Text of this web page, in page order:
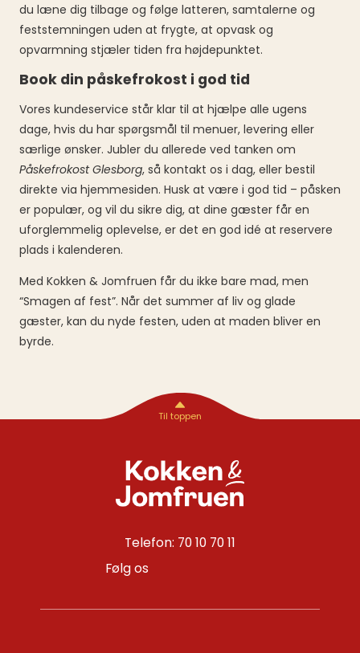
du læne dig tilbage og følge latteren, samtalerne og
feststemningen uden at frygte, at opvask og
opvarmning stjæler tiden fra højdepunktet.
Book din påskefrokost i god tid
Vores kundeservice står klar til at hjælpe alle ugens
dage, hvis du har spørgsmål til menuer, levering eller
særlige ønsker. Jubler du allerede ved tanken om
Påskefrokost Glesborg, så kontakt os i dag, eller bestil
direkte via hjemmesiden. Husk at være i god tid – påsken
er populær, og vil du sikre dig, at dine gæster får en
uforglemmelig oplevelse, er det en god idé at reservere
plads i kalenderen.
Med Kokken & Jomfruen får du ikke bare mad, men
“Smagen af fest”. Når det summer af liv og glade
gæster, kan du nyde festen, uden at maden bliver en
byrde.
Telefon: 70 10 70 11
Følg os